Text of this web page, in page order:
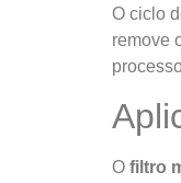
O ciclo
remove
O filtro